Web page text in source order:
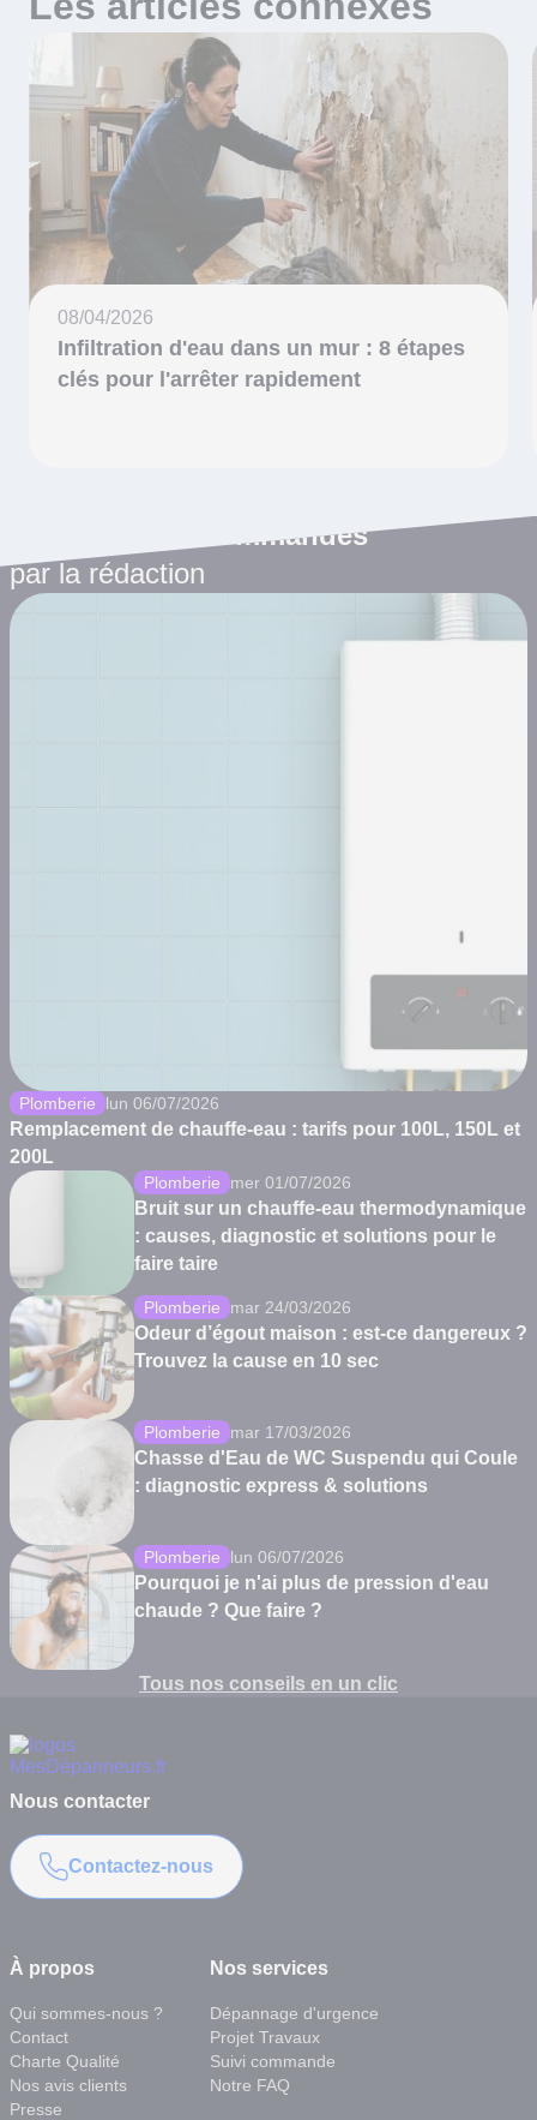
08/04/2026
Infiltration d'eau dans un mur : 8 étapes
clés pour l'arrêter rapidement
Les articles recommandés
par la rédaction
Plomberie lun 06/07/2026
Remplacement de chauffe-eau : tarifs pour 100L, 150L et
200L
Plomberie mer 01/07/2026
Bruit sur un chauffe-eau thermodynamique
: causes, diagnostic et solutions pour le
faire taire
Plomberie mar 24/03/2026
Odeur d’égout maison : est-ce dangereux ?
Trouvez la cause en 10 sec
Plomberie mar 17/03/2026
Chasse d'Eau de WC Suspendu qui Coule
: diagnostic express & solutions
Plomberie lun 06/07/2026
Pourquoi je n'ai plus de pression d'eau
chaude ? Que faire ?
Tous nos conseils en un clic
À propos
Qui sommes-nous ?
Contact
Charte Qualité
Nos avis clients
Presse
Nos services
Dépannage d'urgence
Projet Travaux
Suivi commande
Notre FAQ
Nous contacter
Contactez-nous